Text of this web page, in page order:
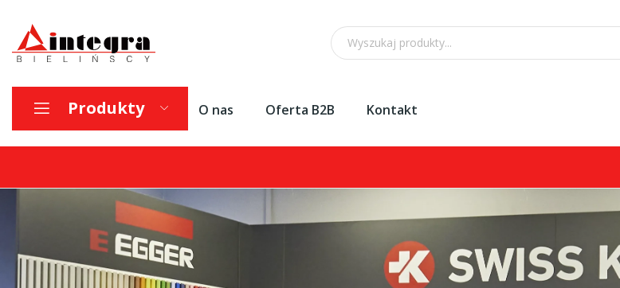
Produkty O nas Oferta B2B Kontakt